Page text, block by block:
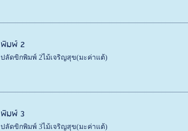
พิมพ์ 2
ปลัดขิกพิมพ์ 2ไม้เจริญสุข(มะค่าแต้)
พิมพ์ 3
ปลัดขิกพิมพ์ 3ไม้เจริญสุข(มะค่าแต้)